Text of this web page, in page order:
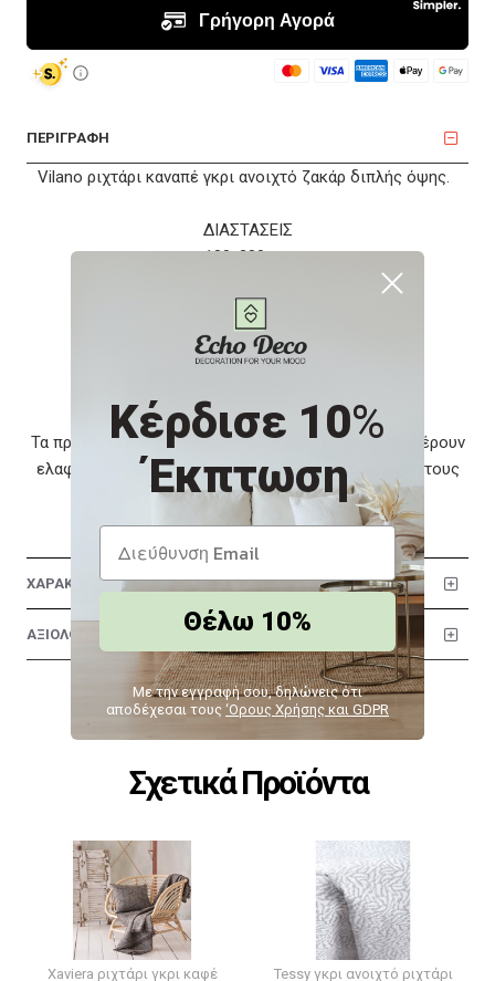
ΠΕΡΙΓΡΑΦΗ
Vilano ριχτάρι καναπέ γκρι ανοιχτό ζακάρ διπλής όψης.
ΔΙΑΣΤΑΣΕΙΣ
180x280 εκ.
ΥΛΙΚΟ
55% chenille
25% βαμβάκι
Τα προϊόντα και τα χρώματά τους ενδέχεται να διαφέρουν
ελαφρώς σε σχέση με τη φωτογραφική απεικόνισή τους
στην οθόνη σας. Το προϊόν διατίθεται από την:
EchoDeco.Gr Ε.Ε. | Διαδικτυακές Πωλήσεις
ΧΑΡΑΚΤΗΡΙΣΤΙΚΑ
ΑΞΙΟΛΟΓΗΣΕΙΣ
Σχετικά Προϊόντα
Xaviera ριχτάρι γκρι καφέ
Tessy γκρι ανοιχτό ριχτάρι
Κέρδισε 10%
Έκπτωση
Θέλω 10%
Με την εγγραφή σου, δηλώνεις ότι
αποδέχεσαι τους ‘Ορους Χρήσης και GDPR